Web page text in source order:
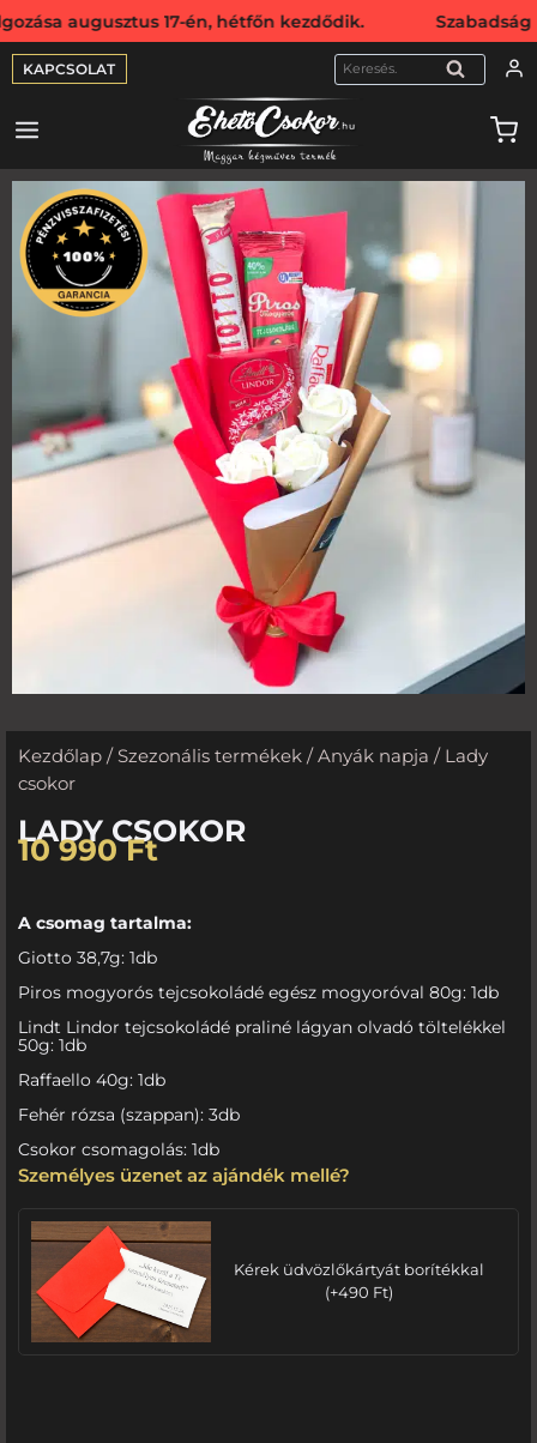
17-én, hétfőn kezdődik. Szabadság miatt
KAPCSOLAT KERESÉS
Kezdőlap / Szezonális termékek /Anyák napja / Lady
csokor
LADY CSOKOR
10 990Ft
A csomag tartalma:
Giotto 38,7g: 1db
Piros mogyorós tejcsokoládé egész mogyoróval 80g: 1db
Lindt Lindor tejcsokoládé praliné lágyan olvadó töltelékkel
50g: 1db
Raffaello 40g: 1db
Fehér rózsa (szappan): 3db
Csokor csomagolás: 1db
Személyes üzenet az ajándék mellé?
Kérek üdvözlőkártyát borítékkal
(+490 Ft)